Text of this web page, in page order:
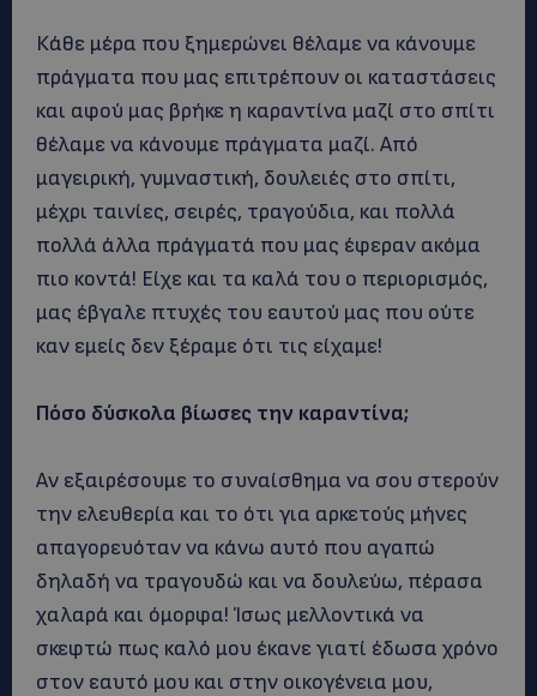
Κάθε μέρα που ξημερώνει θέλαμε να κάνουμε
πράγματα που μας επιτρέπουν οι καταστάσεις
και αφού μας βρήκε η καραντίνα μαζί στο σπίτι
θέλαμε να κάνουμε πράγματα μαζί. Από
μαγειρική, γυμναστική, δουλειές στο σπίτι,
μέχρι ταινίες, σειρές, τραγούδια, και πολλά
πολλά άλλα πράγματά που μας έφεραν ακόμα
πιο κοντά! Είχε και τα καλά του ο περιορισμός,
μας έβγαλε πτυχές του εαυτού μας που ούτε
καν εμείς δεν ξέραμε ότι τις είχαμε!
Πόσο δύσκολα βίωσες την καραντίνα;
Αν εξαιρέσουμε το συναίσθημα να σου στερούν
την ελευθερία και το ότι για αρκετούς μήνες
απαγορευόταν να κάνω αυτό που αγαπώ
δηλαδή να τραγουδώ και να δουλεύω, πέρασα
χαλαρά και όμορφα! Ίσως μελλοντικά να
σκεφτώ πως καλό μου έκανε γιατί έδωσα χρόνο
στον εαυτό μου και στην οικογένεια μου,